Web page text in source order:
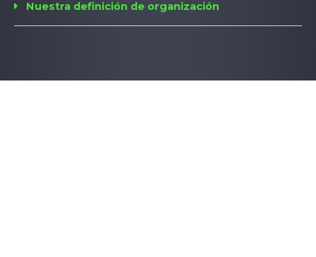
Nuestra definición de organización